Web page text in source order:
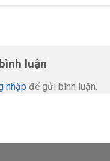
luận
nhập để gửi bình luận.